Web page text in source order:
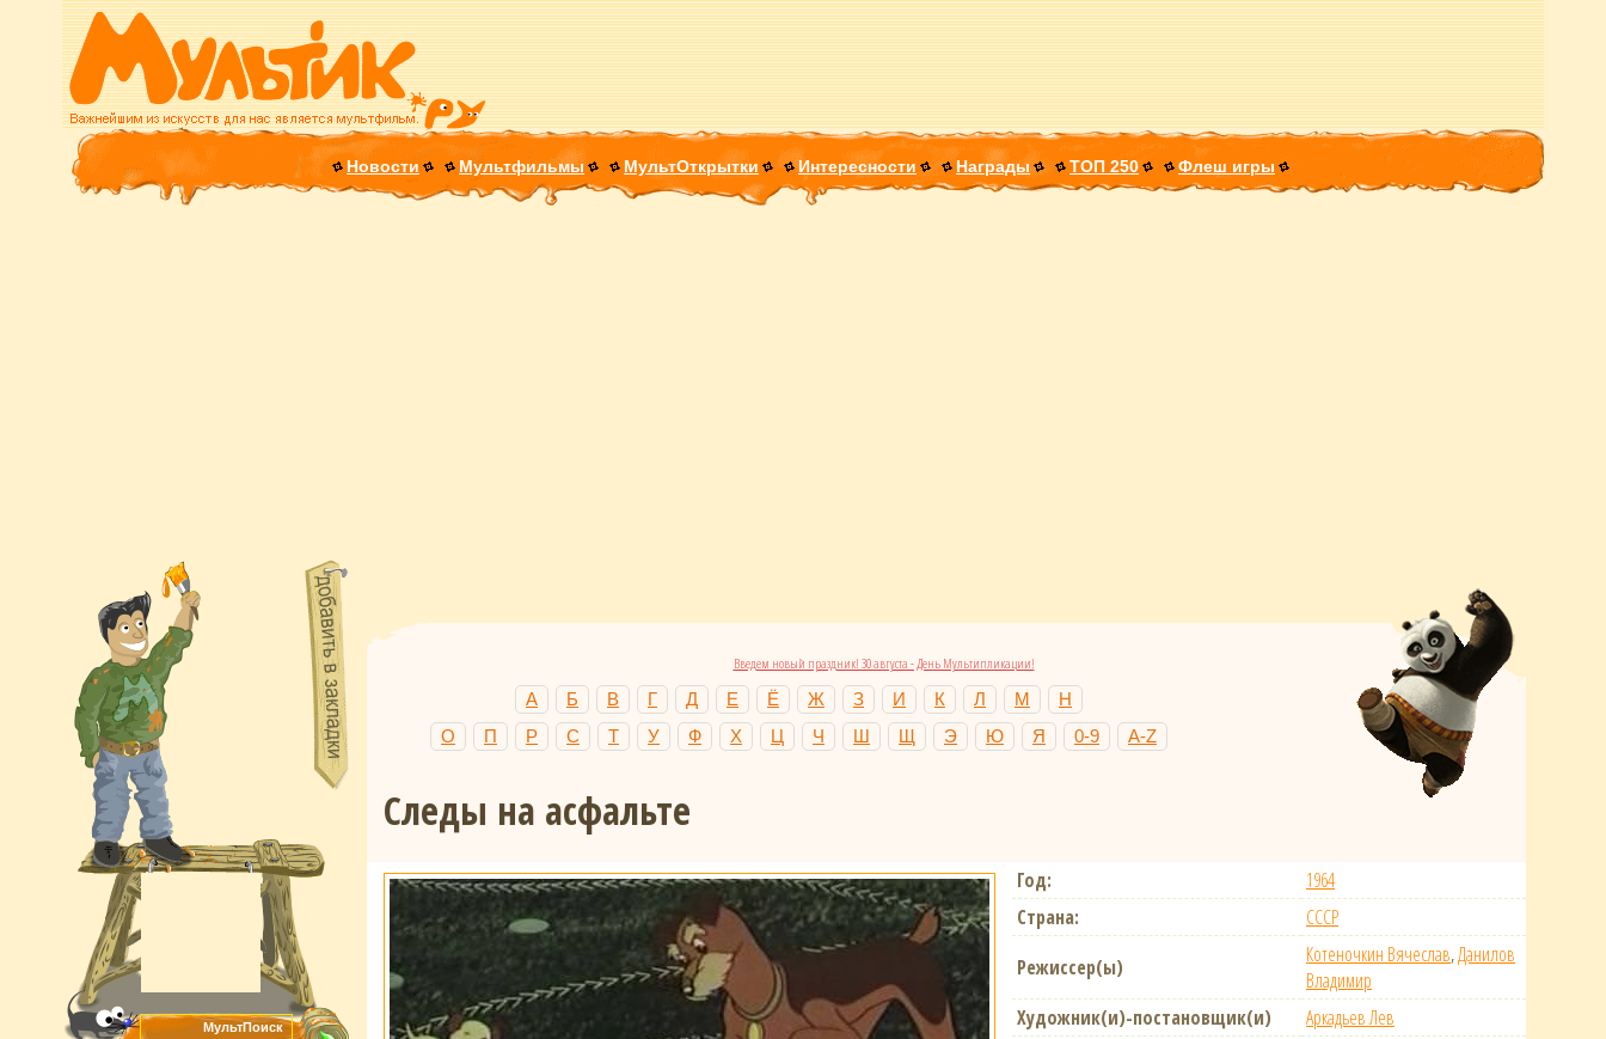
Новости Мультфильмы МультОткрытки Интересности Награды ТОП 250 Флеш игры
Введем новый праздник! 30 августа - День Мультипликации!
А Б В Г Д Е Ё Ж З И К Л М
Н
О
П Р С Т У Ф Х Ц Ч Ш Щ Э Ю Я 0-9 A-Z
Следы на асфальте
Год:
1964
Страна:
СССР
Режиссер(ы)
Котеночкин Вячеслав,Данилов
Владимир
Художник(и)-постановщик(и)
Аркадьев Лев